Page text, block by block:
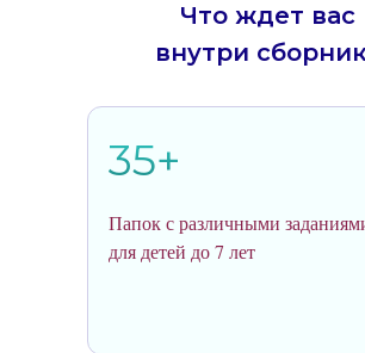
Что ждет вас
внутри
Папок с различными
для детей до 7 лет
35+